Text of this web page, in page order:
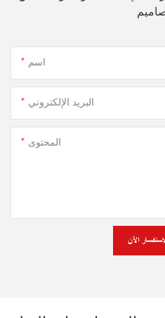
اسم
البريد الإلكتروني
المحتوى
الآن